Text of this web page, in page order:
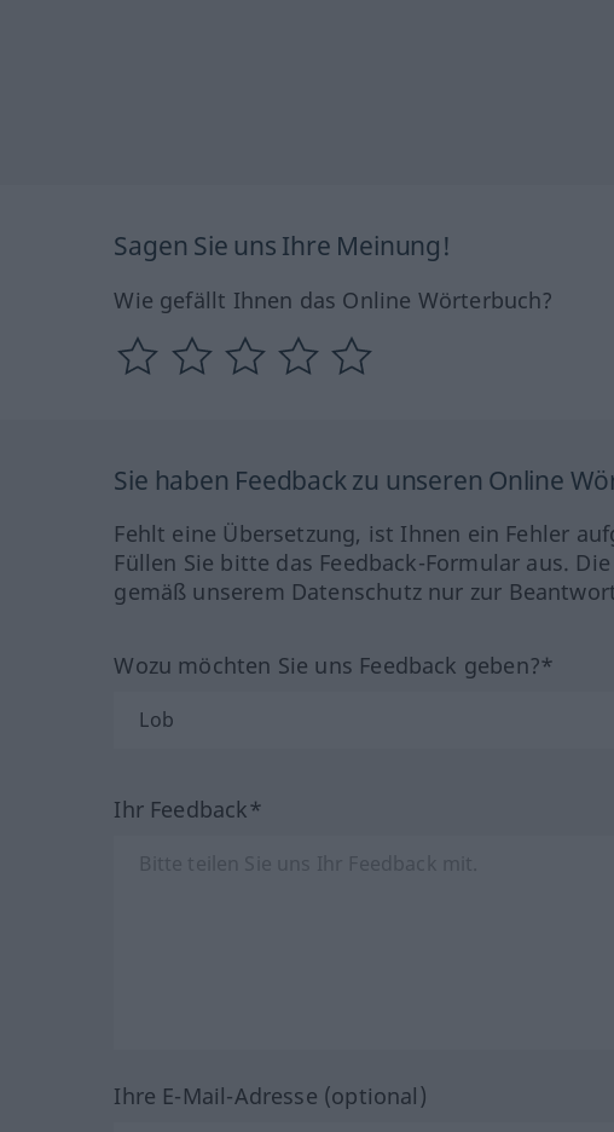
Sagen Sie uns Ihre Meinung!
Wie gefällt Ihnen das Online Wörterbuch?
Sie haben Feedback zu unseren Online
Fehlt eine Übersetzung, ist Ihnen ein Fehler
Füllen Sie bitte das Feedback-Formular aus.
gemäß unserem Datenschutz nur zur
Wozu möchten Sie uns Feedback geben?*
Ihr Feedback*
Ihre E-Mail-Adresse (optional)